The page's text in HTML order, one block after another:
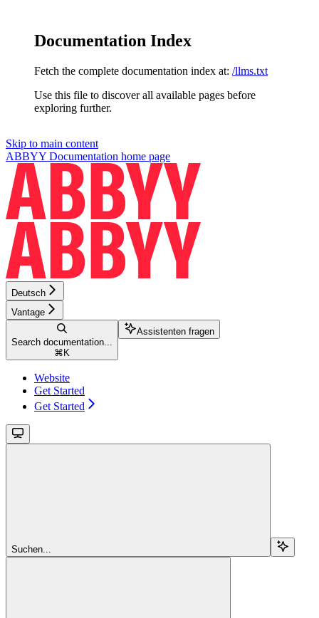
Documentation Index
Fetch the complete documentation index at: /llms.txt
Use this file to discover all available pages before
exploring further.
Skip to main content
ABBYY Documentation home page
Deutsch
Vantage
Search documentation...
⌘ K
Assistenten fragen
Website
Get Started
Get Started
Suchen...